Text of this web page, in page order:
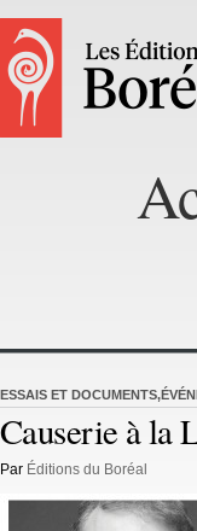
ESSAIS ET DOCUMENTS,
Causerie à la
Par Éditions du Boréal